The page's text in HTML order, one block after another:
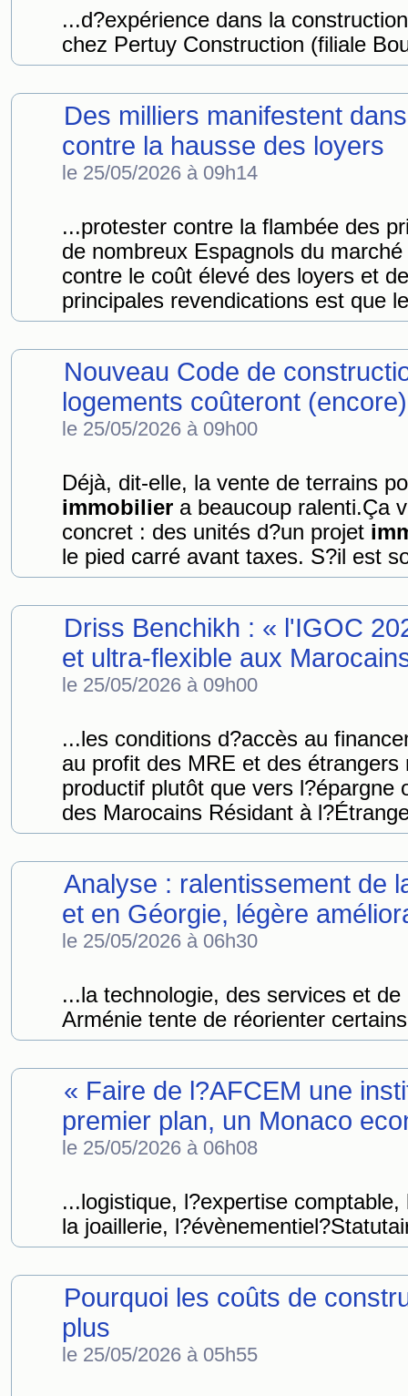
...d?expérience dans la
chez Pertuy Construction (filiale
Des milliers manifestent
contre la hausse des loyers
le 25/05/2026 à 09h14
...protester contre la flambée des
de nombreux Espagnols du
contre le coût élevé des loyers et
principales revendications est que
Nouveau Code de
logements coûteront
le 25/05/2026 à 09h00
Déjà, dit-elle, la vente de terrains
immobilier a beaucoup ralenti.Ça
concret : des unités d?un projet
le pied carré avant taxes. S?il est
Driss Benchikh : « l'IGOC
et ultra-flexible aux
le 25/05/2026 à 09h00
...les conditions d?accès au
au profit des MRE et des
productif plutôt que vers l?épargne
des Marocains Résidant à
Analyse : ralentissement de
et en Géorgie, légère
le 25/05/2026 à 06h30
...la technologie, des services et de
Arménie tente de réorienter
« Faire de l?AFCEM une
premier plan, un Monaco
le 25/05/2026 à 06h08
...logistique, l?expertise comptable,
la joaillerie,
Pourquoi les coûts de
plus
le 25/05/2026 à 05h55